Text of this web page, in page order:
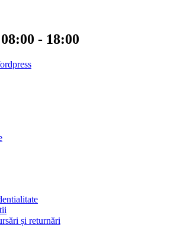
- 18:00
și returnări